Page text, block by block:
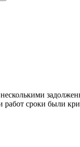
работ сроки были